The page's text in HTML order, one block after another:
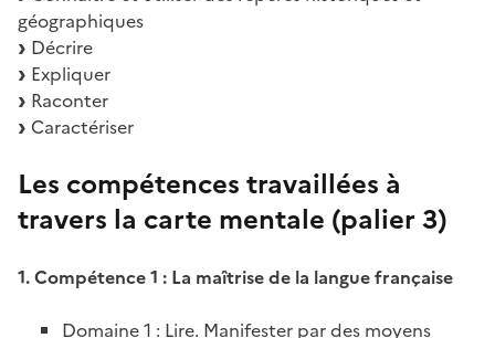
géographiques
Décrire
Expliquer
Raconter
Caractériser
Les compétences travaillées à
travers la carte mentale (palier 3)
1. Compétence 1 : La maîtrise de la langue française
Domaine 1 : Lire. Manifester par des moyens